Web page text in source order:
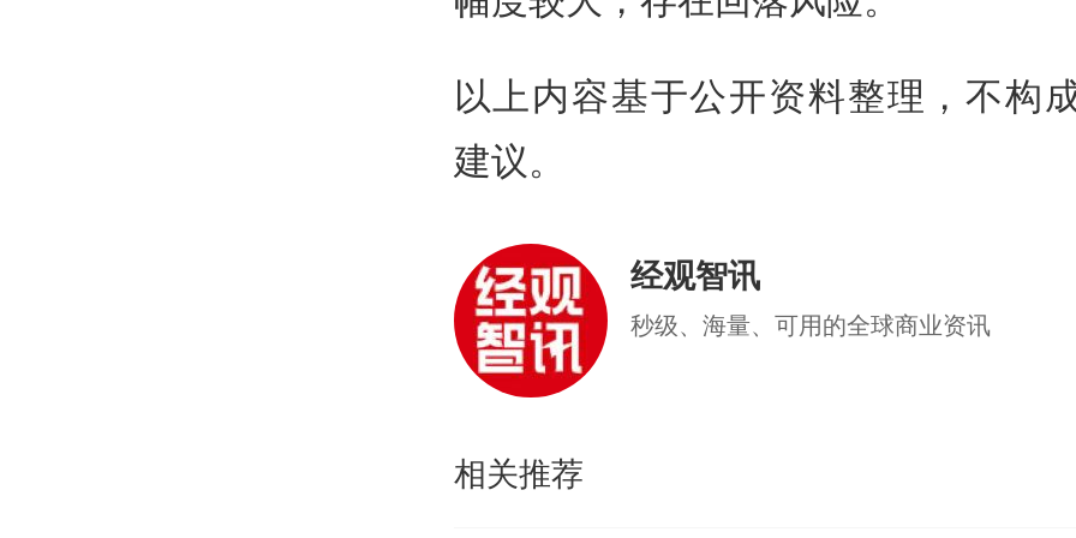
以上内容基于公开资料整理，不构
建议。
经观智讯
秒级、海量、可用的全球商业资讯
相关推荐